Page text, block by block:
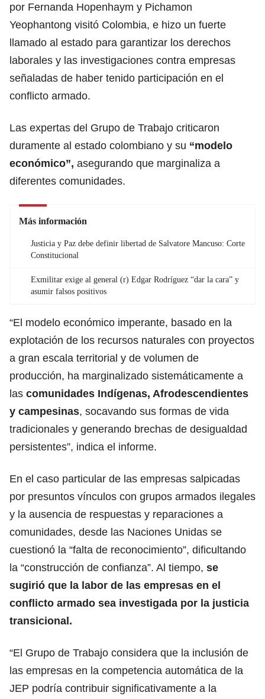
por Fernanda Hopenhaym y Pichamon
Yeophantong visitó Colombia, e hizo un fuerte
llamado al estado para garantizar los derechos
laborales y las investigaciones contra empresas
señaladas de haber tenido participación en el
conflicto armado.
Las expertas del Grupo de Trabajo criticaron
duramente al estado colombiano y su “modelo
económico”, asegurando que marginaliza a
diferentes comunidades.
Más información
Justicia y Paz debe definir libertad de Salvatore Mancuso: Corte
Constitucional
Exmilitar exige al general (r) Edgar Rodríguez “dar la cara” y
asumir falsos positivos
“El modelo económico imperante, basado en la
explotación de los recursos naturales con proyectos
a gran escala territorial y de volumen de
producción, ha marginalizado sistemáticamente a
las comunidades Indígenas, Afrodescendientes
y campesinas, socavando sus formas de vida
tradicionales y generando brechas de desigualdad
persistentes”, indica el informe.
En el caso particular de las empresas salpicadas
por presuntos vínculos con grupos armados ilegales
y la ausencia de respuestas y reparaciones a
comunidades, desde las Naciones Unidas se
cuestionó la “falta de reconocimiento”, dificultando
la “construcción de confianza”. Al tiempo, se
sugirió que la labor de las empresas en el
conflicto armado sea investigada por la justicia
transicional.
“El Grupo de Trabajo considera que la inclusión de
las empresas en la competencia automática de la
JEP podría contribuir significativamente a la